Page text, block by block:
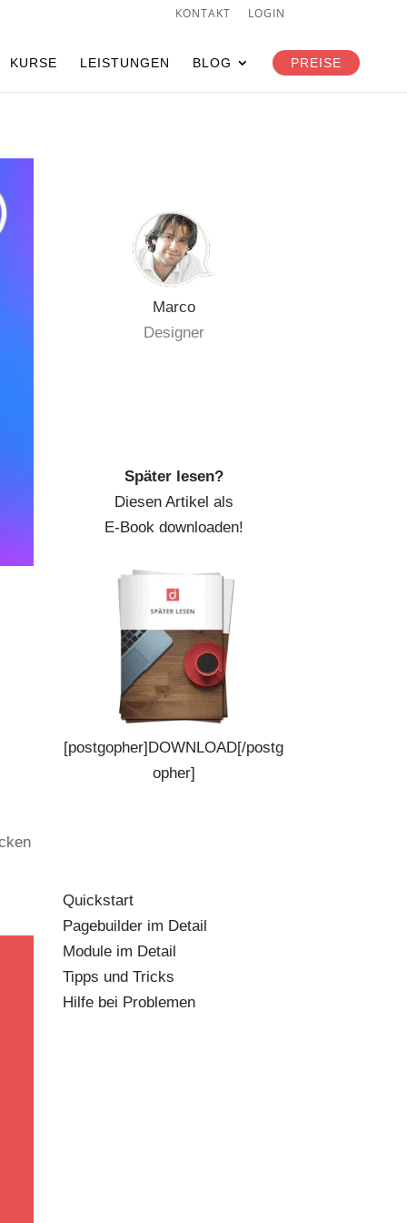
KONTAKT LOGIN
KURSE LEISTUNGEN BLOG PREISE
Marco
Designer
Später lesen?
Diesen Artikel als
E-Book downloaden!
[postgopher]DOWNLOAD[/postg
opher]
Quickstart
Pagebuilder im Detail
Module im Detail
Tipps und Tricks
Hilfe bei Problemen